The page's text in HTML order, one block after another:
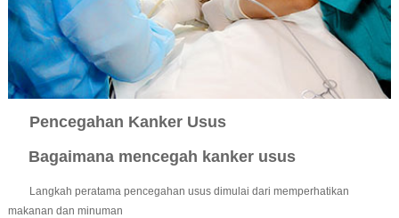
Pencegahan Kanker Usus
Bagaimana mencegah kanker usus
Langkah peratama pencegahan usus dimulai dari memperhatikan
makanan dan minuman